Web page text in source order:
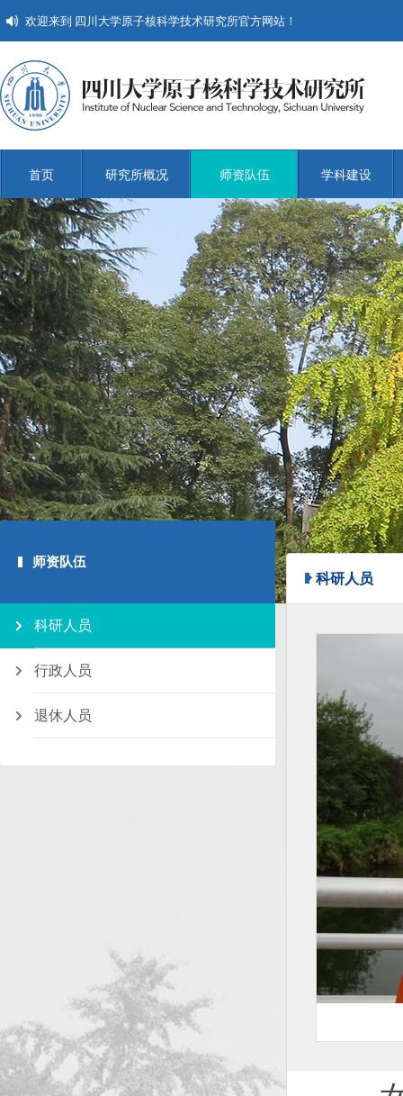
欢迎来到 四川大学原子核科学技术研究所官方网站！
首页 研究所概况 师资队伍 学科建设
师资队伍
科研人员
行政人员
退休人员
科研人员